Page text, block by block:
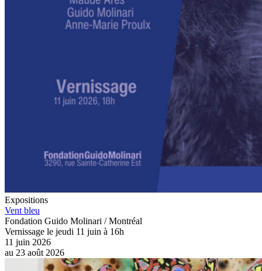
Expositions
Vent bleu
Fondation Guido Molinari / Montréal
Vernissage le jeudi 11 juin à 16h
11 juin 2026
au 23 août 2026